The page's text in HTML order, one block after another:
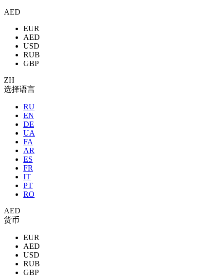
AED
EUR
AED
USD
RUB
GBP
ZH
选择语言
RU
EN
DE
UA
FA
AR
ES
FR
IT
PT
RO
AED
货币
EUR
AED
USD
RUB
GBP